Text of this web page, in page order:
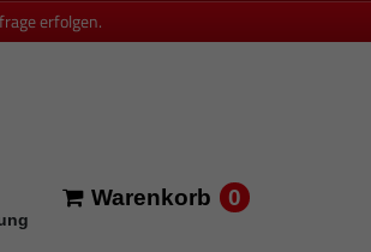
erfolgen.
Warenkorb 0